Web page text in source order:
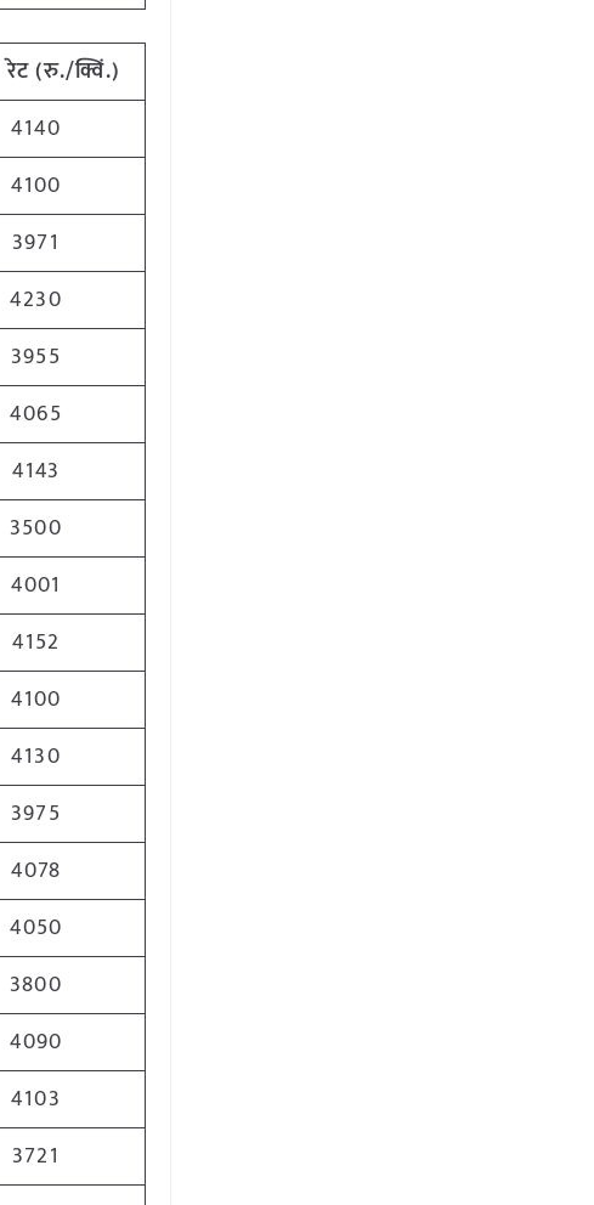
रेट(रु./क्विं.)
4140
4100
3971
4230
3955
4065
4143
3500
4001
4152
4100
4130
3975
4078
4050
3800
4090
4103
3721